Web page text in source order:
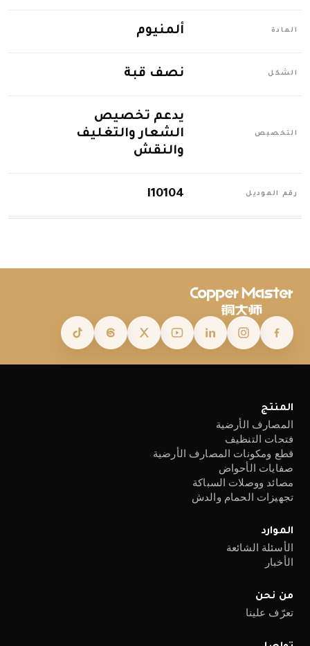
المادة ألمنيوم
الشكل نصف قبة
التخصيص
يدعم تخصيص
الشعار والتغليف
والنقش
رقم الموديل I10104
المنتج
المصارف الأرضية
فتحات التنظيف
قطع ومكونات المصارف الأرضية
صفايات الأحواض
مصائد ووصلات السباكة
تجهيزات الحمام والدش
الموارد
الأسئلة الشائعة
الأخبار
من نحن
تعرّف علينا